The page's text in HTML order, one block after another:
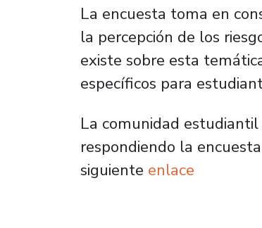
La encuesta toma en
la percepción de los
existe sobre esta
específicos para
La comunidad
respondiendo la
siguiente enlace